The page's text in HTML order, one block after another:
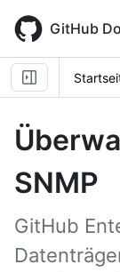
main
content
GitHub
SNMP
GitHub